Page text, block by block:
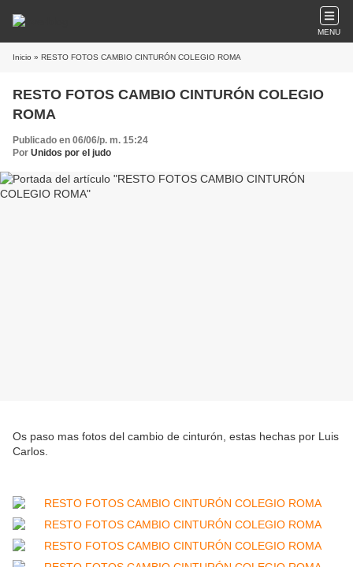
MENU
Inicio » RESTO FOTOS CAMBIO CINTURÓN COLEGIO ROMA
RESTO FOTOS CAMBIO CINTURÓN COLEGIO
ROMA
Publicado en 06/06/p. m. 15:24
Por Unidos por el judo
Os paso mas fotos del cambio de cinturón, estas hechas por Luis
Carlos.